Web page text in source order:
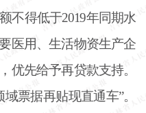
不得低于2019年同期水
医用、生活物资生产企
优先给予再贷款支持。
票据再贴现直通车”。